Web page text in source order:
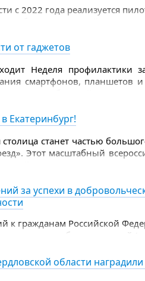
с 2022 года реализуется
от гаджетов
Неделя профилактики
смартфонов, планшетов
Екатеринбург!
столица станет частью
Этот масштабный
за успехи в
к гражданам Российской
успехи в добровольческой
области наградили